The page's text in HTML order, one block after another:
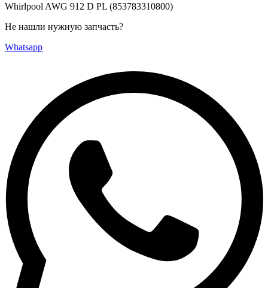
Whirlpool AWG 912 D PL (853783310800)
Не нашли нужную запчасть?
Whatsapp